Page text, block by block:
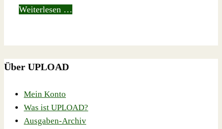
Weiterlesen …
Über UPLOAD
Mein Konto
Was ist UPLOAD?
Ausgaben-Archiv